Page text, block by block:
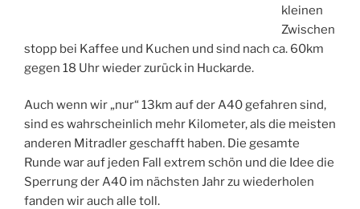
kleinen
Zwischen
stopp bei Kaffee und Kuchen und sind nach ca. 60km
gegen 18 Uhr wieder zurück in Huckarde.
Auch wenn wir „nur“ 13km auf der A40 gefahren sind,
sind es wahrscheinlich mehr Kilometer, als die meisten
anderen Mitradler geschafft haben. Die gesamte
Runde war auf jeden Fall extrem schön und die Idee die
Sperrung der A40 im nächsten Jahr zu wiederholen
fanden wir auch alle toll.